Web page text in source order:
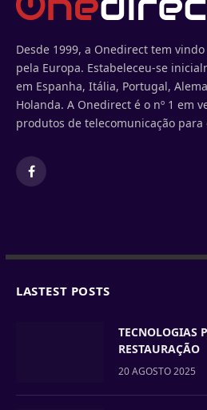
Desde 1999, a Onedirect tem
pela Europa. Estabeleceu-se
em Espanha, Itália, Portugal,
Holanda. A Onedirect é o nº 1 em
produtos de telecomunicação para
Facebook
LASTEST POSTS
TECNOLOGIAS
RESTAURAÇÃO
20 AGOSTO 2025